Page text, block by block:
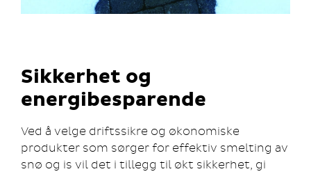
Sikkerhet og
energibesparende
Ved å velge driftssikre og økonomiske
produkter som sørger for effektiv smelting av
snø og is vil det i tillegg til økt sikkerhet, gi